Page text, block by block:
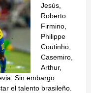
Jesús,
Roberto
Firmino,
Philippe
Coutinho,
Casemiro,
Arthur,
Sin embargo
el talento brasileño.